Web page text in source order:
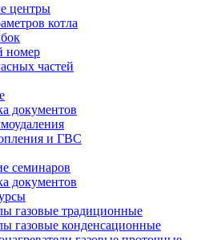
центры
котла
номер
частей
документов
и ГВС
семинаров
документов
газовые традиционные
газовые конденсационные